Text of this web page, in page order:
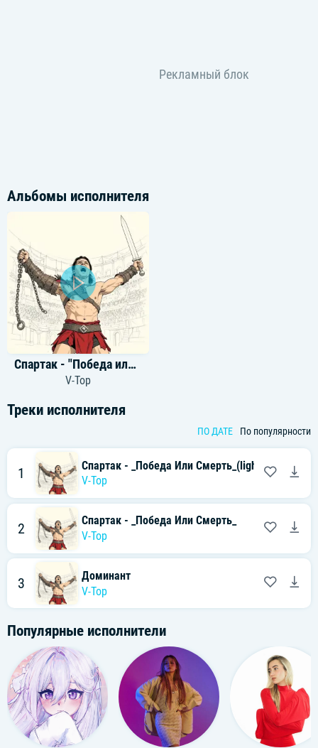
Альбомы исполнителя
Спартак - "Победа или смерть"
V-Top
Треки исполнителя
ПО ДАТЕ По популярности
1
Спартак - _Победа Или Смерть_(light)
V-Top
2
Спартак - _Победа Или Смерть_
V-Top
3
Доминант
V-Top
Популярные исполнители